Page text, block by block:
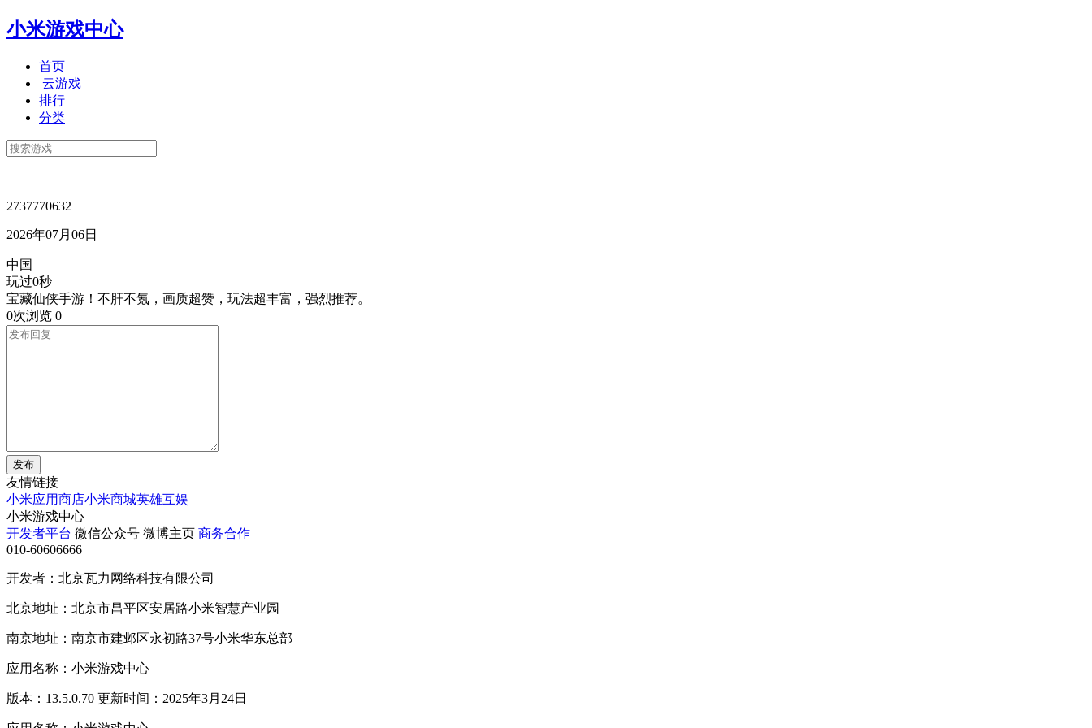
小米游戏中心
首页
云游戏
排行
分类
2737770632
2026年07月06日
中国
玩过0秒
宝藏仙侠手游！不肝不氪，画质超赞，玩法超丰富，强烈推荐。
0次浏览 0
发布
友情链接
小米应用商店小米商城英雄互娱
小米游戏中心
开发者平台 微信公众号 微博主页 商务合作
010-60606666
开发者：北京瓦力网络科技有限公司
北京地址：北京市昌平区安居路小米智慧产业园
南京地址：南京市建邺区永初路37号小米华东总部
应用名称：小米游戏中心
版本：13.5.0.70 更新时间：2025年3月24日